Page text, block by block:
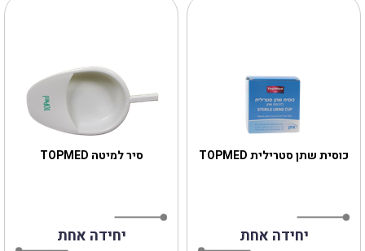
סיר למיטה TOPMED
יחידה אחת
כוסית שתן סטרילית TOPMED
יחידה אחת